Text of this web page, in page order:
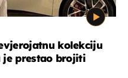
kolekciju
je prestao brojiti